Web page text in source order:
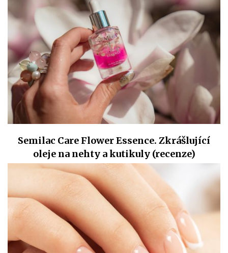
Semilac Care Flower Essence. Zkrášlující
oleje na nehty a kutikuly (recenze)